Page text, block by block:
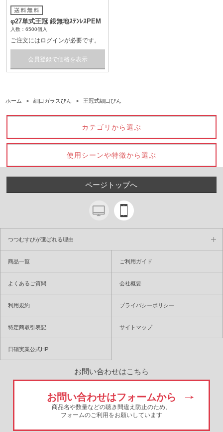
φ27単式王冠 銀無地ｽﾃﾝﾚｽPEM
入数：6500個入
ご注文にはログインが必要です。
会員登録で価格を表示
ホーム > 細口ガラスびん > 王冠式細口びん
カテゴリから選ぶ
使用シーンや特徴から選ぶ
ページトップへ
つつむすびが選ばれる理由
商品一覧 ご利用ガイド
よくあるご質問 会社概要
利用規約 プライバシーポリシー
特定商取引表記 サイトマップ
日硝実業公式HP
お問い合わせはこちら
お問い合わせはフォームから
商品名や数量などの聴き間違え防止のため、
フォームのご利用をお願いしています